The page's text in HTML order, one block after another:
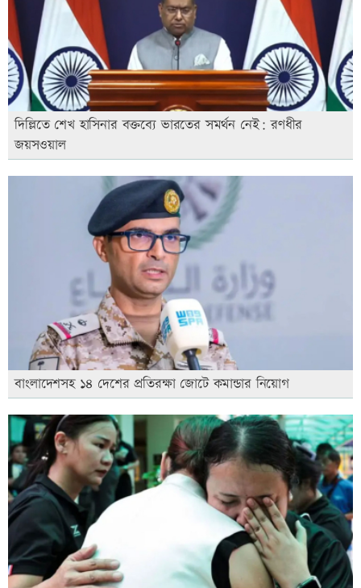
দিল্লিতে শেখ হাসিনার বক্তব্যে ভারতের সমর্থন নেই: রণধীর
জয়সওয়াল
বাংলাদেশসহ ১৪ দেশের প্রতিরক্ষা জোটে কমান্ডার নিয়োগ